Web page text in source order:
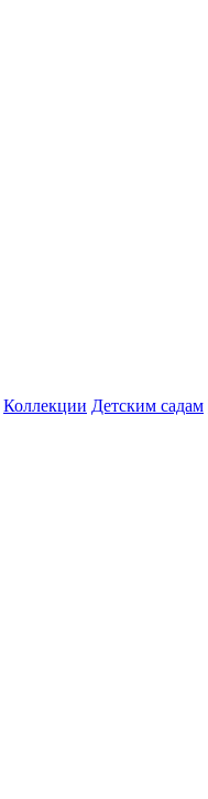
Коллекции Детским садам